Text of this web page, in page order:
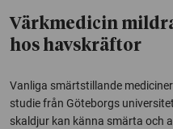
Värkmedicin
hos havskräftor
Vanliga smärtstillande
studie från Göteborgs
skaldjur kan känna smärta och